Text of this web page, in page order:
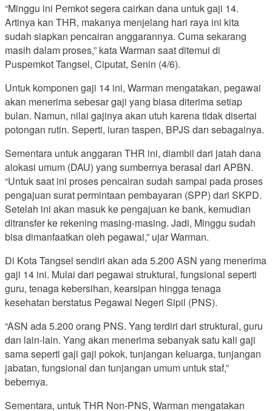
“Minggu ini Pemkot segera cairkan dana untuk gaji 14.
Artinya kan THR, makanya menjelang hari raya ini kita
sudah siapkan pencairan anggarannya. Cuma sekarang
masih dalam proses,” kata Warman saat ditemui di
Puspemkot Tangsel, Ciputat, Senin (4/6).
Untuk komponen gaji 14 ini, Warman mengatakan, pegawai
akan menerima sebesar gaji yang biasa diterima setiap
bulan. Namun, nilai gajinya akan utuh karena tidak disertai
potongan rutin. Seperti, iuran taspen, BPJS dan sebagainya.
Sementara untuk anggaran THR ini, diambil dari jatah dana
alokasi umum (DAU) yang sumbernya berasal dari APBN.
“Untuk saat ini proses pencairan sudah sampai pada proses
pengajuan surat permintaan pembayaran (SPP) dari SKPD.
Setelah ini akan masuk ke pengajuan ke bank, kemudian
ditransfer ke rekening masing-masing. Jadi, Minggu sudah
bisa dimanfaatkan oleh pegawai,” ujar Warman.
Di Kota Tangsel sendiri akan ada 5.200 ASN yang menerima
gaji 14 ini. Mulai dari pegawai struktural, fungsional seperti
guru, tenaga kebersihan, kearsipan hingga tenaga
kesehatan berstatus Pegawai Negeri Sipil (PNS).
“ASN ada 5.200 orang PNS. Yang terdiri dari struktural, guru
dan lain-lain. Yang akan menerima sebanyak satu kali gaji
sama seperti gaji gaji pokok, tunjangan keluarga, tunjangan
jabatan, fungsional dan tunjangan umum untuk staf,”
bebernya.
Sementara, untuk THR Non-PNS, Warman mengatakan